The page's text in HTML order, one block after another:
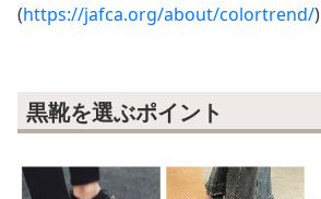
(https://jafca.org/about/colortrend/)
黒靴を選ぶポイント